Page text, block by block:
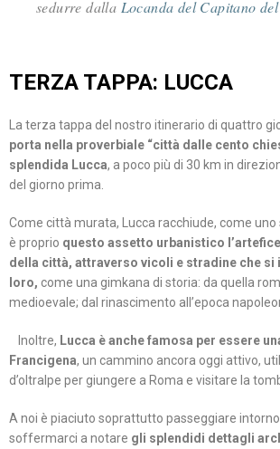
sedurre dalla Locanda del Capitano
TERZA TAPPA: LUCCA
La terza tappa del nostro itinerario di quattro
porta nella proverbiale “città dalle cento
splendida Lucca, a poco più di 30 km in
del giorno prima.⠀
Come città murata, Lucca racchiude, come uno
è proprio questo assetto urbanistico
della città, attraverso vicoli e stradine che si
loro, come una gimkana di storia: da quella
medioevale; dal rinascimento all’epoca
⠀Inoltre, Lucca è anche famosa per essere
Francigena, un cammino ancora oggi attivo,
d’oltralpe per giungere a Roma e visitare la
A noi è piaciuto soprattutto passeggiare intorno
soffermarci a notare gli splendidi dettagli